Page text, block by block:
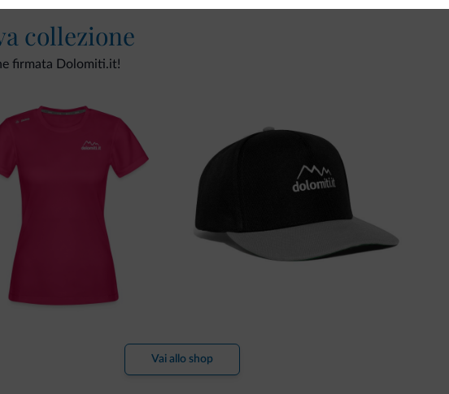
collezione
firmata Dolomiti.it!
Vai allo shop